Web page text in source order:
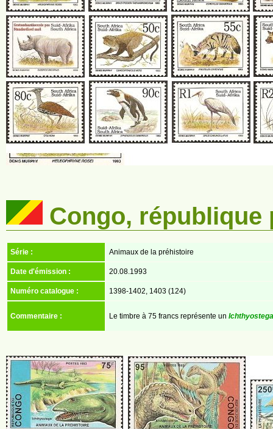
Congo, république
Série : Animaux de la préhistoire
Date d'émission : 20.08.1993
Numéro catalogue : 1398-1402, 1403 (124)
Commentaire : Le timbre à 75 francs représente un Ichthyostega